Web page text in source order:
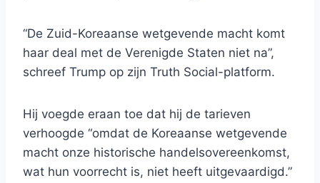
“De Zuid-Koreaanse wetgevende macht komt
haar deal met de Verenigde Staten niet na”,
schreef Trump op zijn Truth Social-platform.
Hij voegde eraan toe dat hij de tarieven
verhoogde “omdat de Koreaanse wetgevende
macht onze historische handelsovereenkomst,
wat hun voorrecht is, niet heeft uitgevaardigd.”